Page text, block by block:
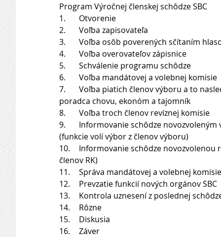
Program Výročnej členskej schôdze SBC
1.	Otvorenie
2.	Voľba zapisovateľa
3.	Voľba osôb poverených sčítaním
4.	Voľba overovateľov zápisnice
5.	Schválenie programu schôdze
6.	Voľba mandátovej a volebnej komisie
7.	Voľba piatich členov výboru a to nasledovne: volí sa jednotlivo predseda, podpredseda,
poradca chovu, ekonóm a tajomník
8.	Voľba troch členov revíznej komisie
9.	Informovanie schôdze novozvoleným výborom o matrikárovi a delegátoch SBC do KR SPZ
(funkcie volí výbor z členov výboru)
10.	Informovanie schôdze novozvolenou revíznou komisiou o predsedovi RK (funkciu volí RK z
členov RK)
11.	Správa mandátovej a volebnej komisie
12.	Prevzatie funkcií nových orgánov SBC
13.	Kontrola uznesení z poslednej
14.	Rôzne
15.	Diskusia
16.	Záver